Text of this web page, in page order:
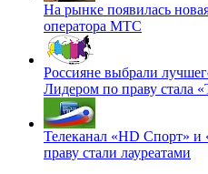
На рынке появилась
оператора МТС
Россияне выбрали
Лидером по праву стала
Телеканал «HD Спорт»
праву стали лауреатами